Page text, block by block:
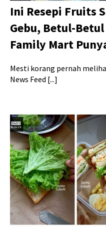
Ini Resepi Fruits
Gebu, Betul-Betul
Family Mart
Mesti korang pernah
News Feed [...]